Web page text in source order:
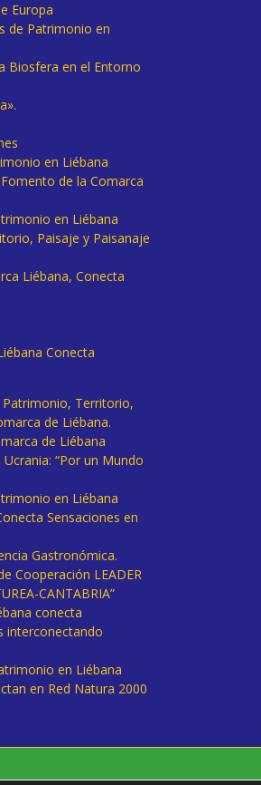
Europa
de Patrimonio en
Biosfera en el Entorno
en Liébana
de la Comarca
en Liébana
Paisaje y Paisanaje
Liébana, Conecta
Conecta
Patrimonio, Territorio,
de Liébana.
de Liébana
“Por un Mundo
en Liébana
Sensaciones en
Gastronómica.
Cooperación LEADER
CANTABRIA”
conecta
interconectando
en Liébana
en Red Natura 2000